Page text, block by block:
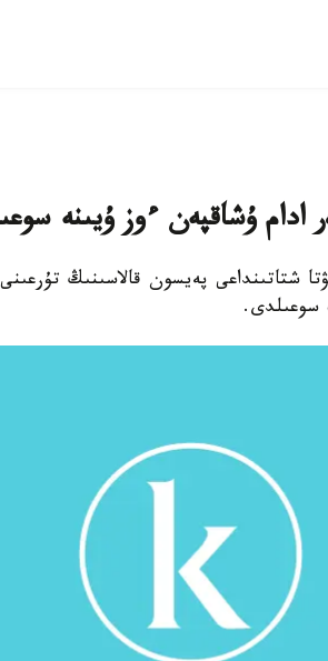
ادام ۇشاقپەن ءوز ۇيىنە
سوعىلدى.